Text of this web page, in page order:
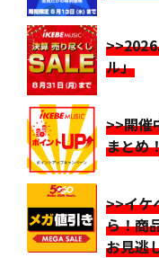
ル」
>>開催
まとめ
>>イケ
ら！商
お見逃